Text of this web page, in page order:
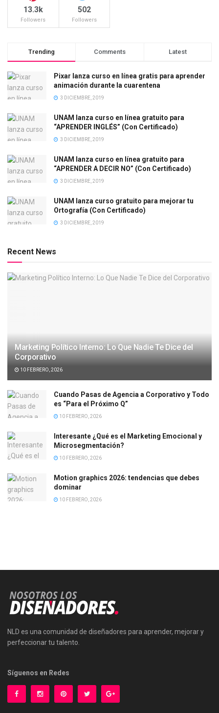
13.3k
Followers
502
Followers
Trending Comments Latest
Pixar lanza curso en línea gratis para aprender
animación durante la cuarentena
3 DICIEMBRE, 2019
UNAM lanza curso en línea gratuito para
“APRENDER INGLÉS” (Con Certificado)
3 DICIEMBRE, 2019
UNAM lanza curso en línea gratuito para
“APRENDER A DECIR NO” (Con Certificado)
3 DICIEMBRE, 2019
UNAM lanza curso gratuito para mejorar tu
Ortografía (Con Certificado)
3 DICIEMBRE, 2019
Recent News
Marketing Político Interno: Lo Que Nadie Te Dice del
Corporativo
10 FEBRERO, 2026
Cuando Pasas de Agencia a Corporativo y Todo
es “Para el Próximo Q”
10 FEBRERO, 2026
Interesante ¿Qué es el Marketing Emocional y
Microsegmentación?
10 FEBRERO, 2026
Motion graphics 2026: tendencias que debes
dominar
10 FEBRERO, 2026
NLD es una comunidad de diseñadores para aprender, mejorar y
perfeccionar tu talento.
Síguenos en Redes